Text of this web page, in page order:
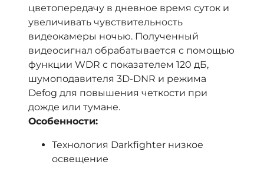
цветопередачу в дневное время суток и
увеличивать чувствительность
видеокамеры ночью. Полученный
видеосигнал обрабатывается с помощью
функции WDR с показателем 120 дБ,
шумоподавителя 3D-DNR и режима
Defog для повышения четкости при
дожде или тумане.
Особенности:
Технология Darkfighter низкое
освещение